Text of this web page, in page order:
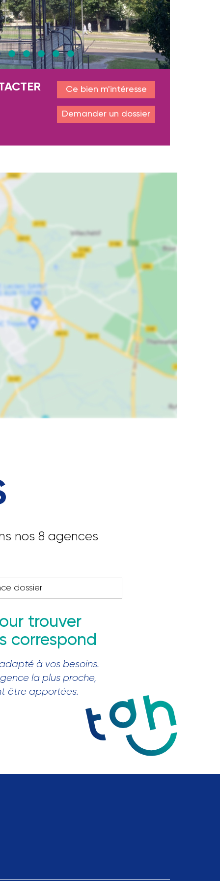
Ce bien m'intéresse
Demander un dossier
nos 8 agences
dossier
trouver
correspond
à vos besoins.
la plus proche,
être apportées.